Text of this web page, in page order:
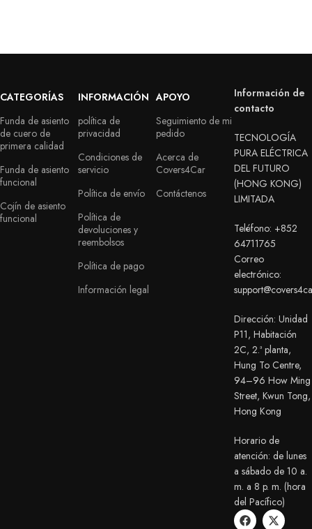
CATEGORÍAS
Funda de asiento
de cuero de
primera calidad
Funda de asiento
funcional
Cojín de asiento
funcional
INFORMACIÓN
política de
privacidad
Condiciones de
servicio
Política de envío
Política de
devoluciones y
reembolsos
Política de pago
Información legal
APOYO
Seguimiento de mi
pedido
Acerca de
Covers4Car
Contáctenos
Información de
contacto
TECNOLOGÍA
PURA ELÉCTRICA
DEL FUTURO
(HONG KONG)
LIMITADA
Teléfono: +852
64711765
Correo
electrónico:
Dirección: Unidad
P11, Habitación
2C, 2.ª planta,
Hung To Centre,
94–96 How Ming
Street, Kwun Tong,
Hong Kong
Horario de
atención: de lunes
a sábado de 10 a.
m. a 8 p. m. (hora
del Pacífico)